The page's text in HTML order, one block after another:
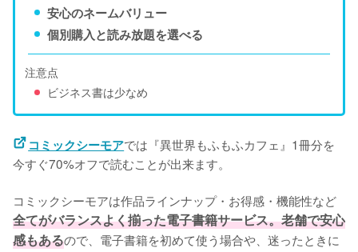
安心のネームバリュー
個別購入と読み放題を選べる
注意点
ビジネス書は少なめ
コミックシーモアでは『異世界もふもふカフェ』1冊分を
今すぐ70%オフで読むことが出来ます。
コミックシーモアは作品ラインナップ・お得感・機能性など
全てがバランスよく揃った電子書籍サービス。老舗で安心
感もあるので、電子書籍を初めて使う場合や、迷ったときに